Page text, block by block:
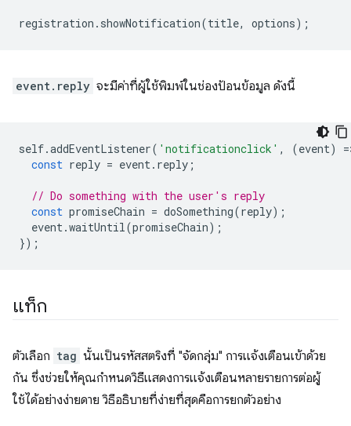
registration . showNotification(title, options);
event.reply จะมีค่าที่ผู้ใช้พิมพ์ในช่องป้อนข้อมูล ดังนี้
self.addEventListener( 'notificationclick' , (event) =
const reply = event. reply ;
// Do something with the user's reply
const promiseChain = doSomething(reply);
event.waitUntil(promiseChain);
});
แท็ก
ตัวเลือก tag นั้นเป็นรหัสสตริงที่ "จัดกลุ่ม" การแจ้งเตือนเข้าด้วย
กัน ซึ่งช่วยให้คุณกำหนดวิธีแสดงการแจ้งเตือนหลายรายการต่อผู้
ใช้ได้อย่างง่ายดาย วิธีอธิบายที่ง่ายที่สุดคือการยกตัวอย่าง